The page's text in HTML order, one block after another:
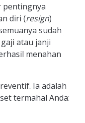
pentingnya
diri (resign)
sudah
atau janji
menahan
Ia adalah
termahal Anda: